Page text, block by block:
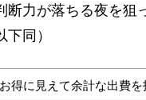
断力が落ちる夜を狙
下同）
得に見えて余計な出費